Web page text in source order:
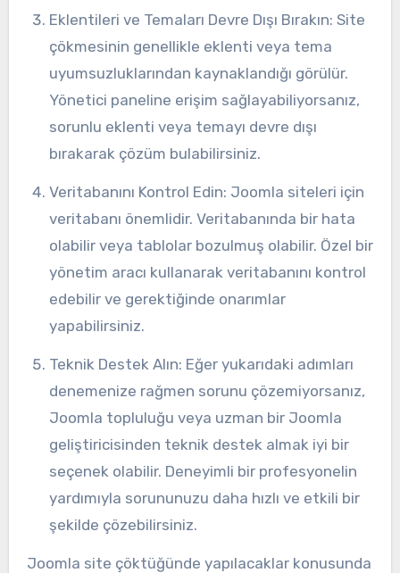
Eklentileri ve Temaları Devre Dışı Bırakın: Site
çökmesinin genellikle eklenti veya tema
uyumsuzluklarından kaynaklandığı görülür.
Yönetici paneline erişim sağlayabiliyorsanız,
sorunlu eklenti veya temayı devre dışı
bırakarak çözüm bulabilirsiniz.
Veritabanını Kontrol Edin: Joomla siteleri için
veritabanı önemlidir. Veritabanında bir hata
olabilir veya tablolar bozulmuş olabilir. Özel bir
yönetim aracı kullanarak veritabanını kontrol
edebilir ve gerektiğinde onarımlar
yapabilirsiniz.
Teknik Destek Alın: Eğer yukarıdaki adımları
denemenize rağmen sorunu çözemiyorsanız,
Joomla topluluğu veya uzman bir Joomla
geliştiricisinden teknik destek almak iyi bir
seçenek olabilir. Deneyimli bir profesyonelin
yardımıyla sorununuzu daha hızlı ve etkili bir
şekilde çözebilirsiniz.
Joomla site çöktüğünde yapılacaklar konusunda